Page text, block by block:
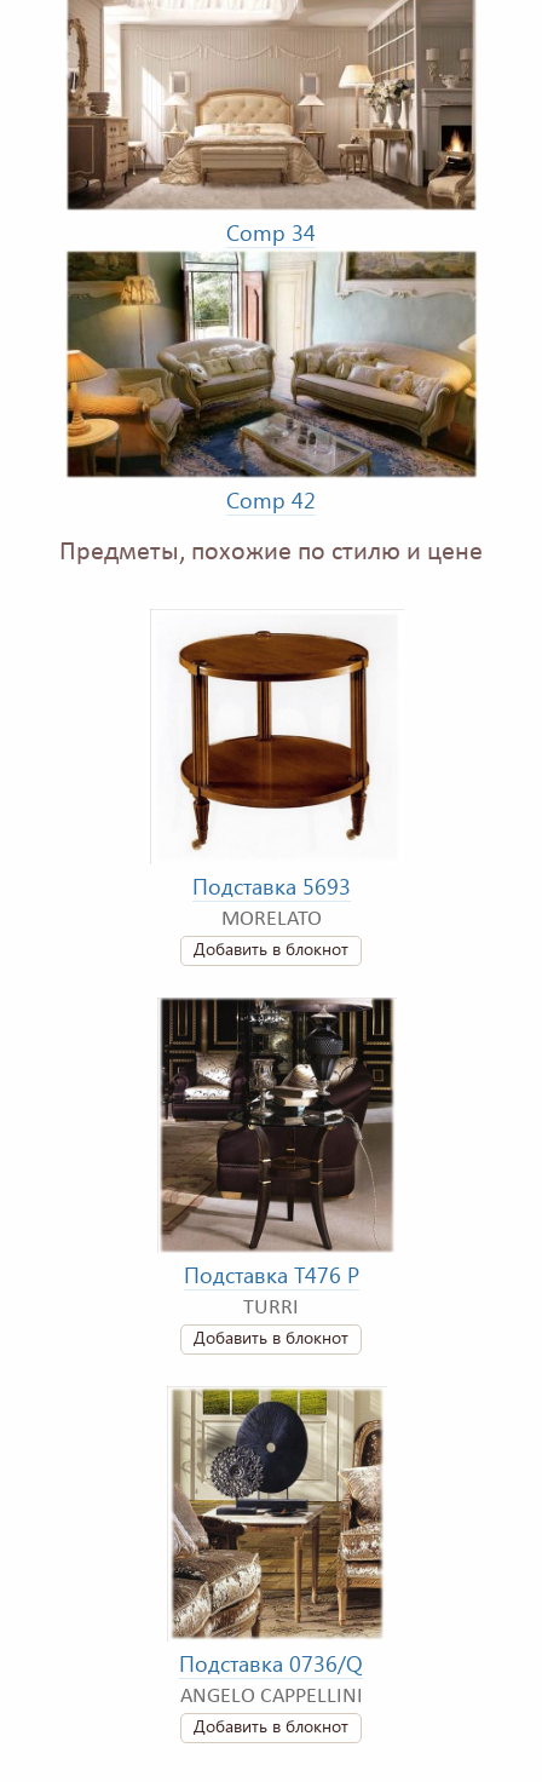
Comp 34
Comp 42
Предметы, похожие по стилю и цене
Подставка 5693
MORELATO
Добавить в блокнот
Подставка T476 P
TURRI
Добавить в блокнот
Подставка 0736/Q
ANGELO CAPPELLINI
Добавить в блокнот